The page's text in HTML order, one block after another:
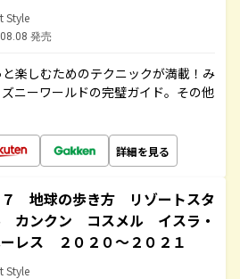
Style
発売
楽しむためのテクニックが満載！み
ニーワールドの完璧ガイド。その他
詳細を見る
７ 地球の歩き方 リゾートスタ
カンクン コスメル イスラ・
レス ２０２０～２０２１
Style